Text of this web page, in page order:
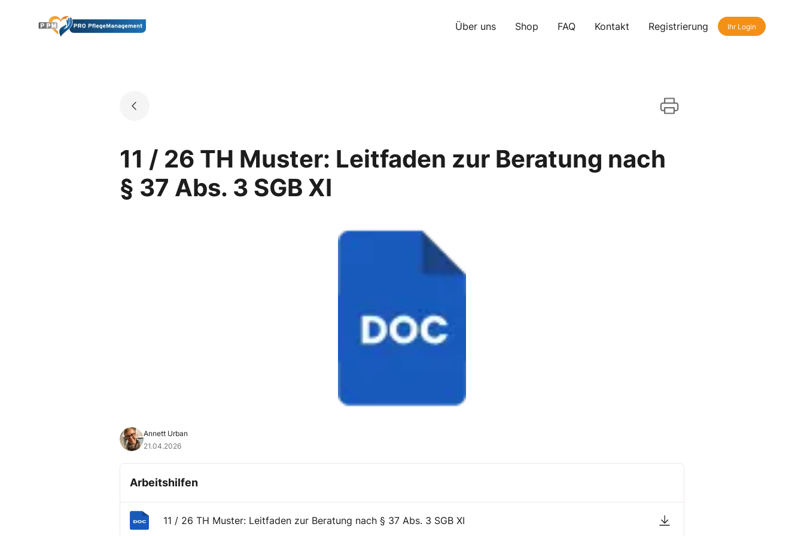
Go to landing page. Über uns Shop FAQ Kontakt Registrierung Ihr Login
11 / 26 TH Muster: Leitfaden zur Beratung nach
§ 37 Abs. 3 SGB XI
Annett Urban
21.04.2026
Arbeitshilfen
11 / 26 TH Muster: Leitfaden zur Beratung nach § 37 Abs. 3 SGB XI